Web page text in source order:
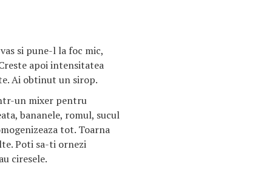
si pune-l la foc mic,
apoi intensitatea
Ai obtinut un sirop.
un mixer pentru
bananele, romul, sucul
tot. Toarna
Poti sa-ti ornezi
ciresele.